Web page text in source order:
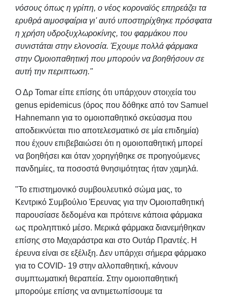
νόσους όπως η γρίπη, ο νέος κοροναϊός επηρεάζει τα
ερυθρά αιμοσφαίρια γι' αυτό υποστηρίχθηκε πρόσφατα
η χρήση υδροξυχλωροκίνης, του φαρμάκου που
συνιστάται στην ελονοσία. Έχουμε πολλά φάρμακα
στην Ομοιοπαθητική που μπορούν να βοηθήσουν σε
αυτή την περιπτωση."
Ο Δρ Tomar είπε επίσης ότι υπάρχουν στοιχεία του
genus epidemicus (όρος που δόθηκε από τον Samuel
Hahnemann για το ομοιοπαθητικό σκεύασμα που
αποδεικνύεται πιο αποτελεσματικό σε μία επιδημία)
που έχουν επιβεβαιώσει ότι η ομοιοπαθητική μπορεί
να βοηθήσει και όταν χορηγήθηκε σε προηγούμενες
πανδημίες, τα ποσοστά θνησιμότητας ήταν χαμηλά.
"Το επιστημονικό συμβουλευτικό σώμα μας, το
Κεντρικό Συμβούλιο Έρευνας για την Ομοιοπαθητική
παρουσίασε δεδομένα και πρότεινε κάποια φάρμακα
ως προληπτικό μέσο. Μερικά φάρμακα διανεμήθηκαν
επίσης στο Μαχαράστρα και στο Ουτάρ Πραντές. Η
έρευνα είναι σε εξέλιξη. Δεν υπάρχει σήμερα φάρμακο
για το COVID- 19 στην αλλοπαθητική, κάνουν
συμπτωματική θεραπεία. Στην ομοιοπαθητική
μπορούμε επίσης να αντιμετωπίσουμε τα